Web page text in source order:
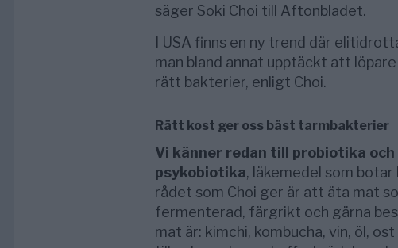
säger Soki Choi till Aftonbladet.
I USA finns en ny trend där
man bland annat upptäckt att
rätt bakterier, enligt Choi.
Rätt kost ger oss bäst tarmbakterier
Vi känner redan till probiotika
psykobiotika, läkemedel som botar
rådet som Choi ger är att äta mat
fermenterad, färgrikt och gärna
mat är: kimchi, kombucha, vin, öl,